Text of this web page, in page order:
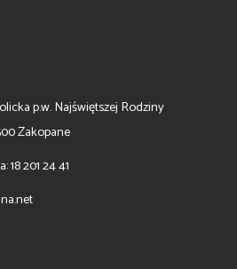
p.w. Najświętszej Rodziny
Zakopane
18 201 24 41